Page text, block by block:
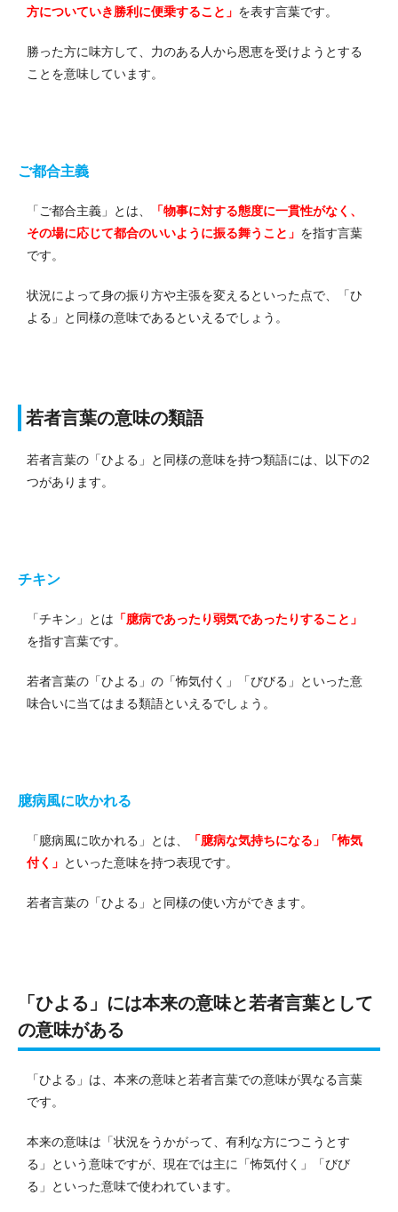
方についていき勝利に便乗すること」 を表す言葉です。
勝った方に味方して、力のある人から恩恵を受けようとする
ことを意味しています。
ご都合主義
「ご都合主義」とは、
「物事に対する態度に一貫性がなく、
その場に応じて都合のいいように振る舞うこと」 を指す言葉
です。
状況によって身の振り方や主張を変えるといった点で、「ひ
よる」と同様の意味であるといえるでしょう。
若者言葉の意味の類語
若者言葉の「ひよる」と同様の意味を持つ類語には、以下の2
つがあります。
チキン
「チキン」とは 「臆病であったり弱気であったりすること」
を指す言葉です。
若者言葉の「ひよる」の「怖気付く」「びびる」といった意
味合いに当てはまる類語といえるでしょう。
臆病風に吹かれる
「臆病風に吹かれる」とは、
「臆病な気持ちになる」「怖気
付く」 といった意味を持つ表現です。
若者言葉の「ひよる」と同様の使い方ができます。
「ひよる」には本来の意味と若者言葉として
の意味がある
「ひよる」は、本来の意味と若者言葉での意味が異なる言葉
です。
本来の意味は「状況をうかがって、有利な方につこうとす
る」という意味ですが、現在では主に「怖気付く」「びび
る」といった意味で使われています。